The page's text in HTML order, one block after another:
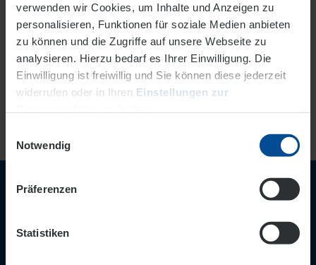
verwenden wir Cookies, um Inhalte und Anzeigen zu
personalisieren, Funktionen für soziale Medien anbieten
zu können und die Zugriffe auf unsere Webseite zu
analysieren. Hierzu bedarf es Ihrer Einwilligung. Die
Einwilligung ist freiwillig und Sie können diese jederzeit
widerrufen oder in Ihren Einstellungen zur
Datenschutz
Notwendig
Präferenzen
Statistiken
Zur Übersicht
Wir sind für Sie nah!
069/8088-0999